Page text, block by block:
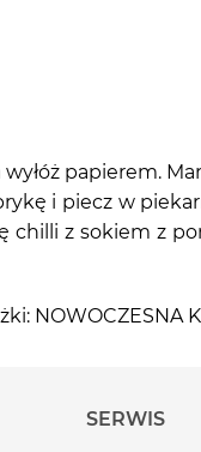
papierem.
i piecz w
chilli z sokiem z
NOWOCZESNA
SERWIS